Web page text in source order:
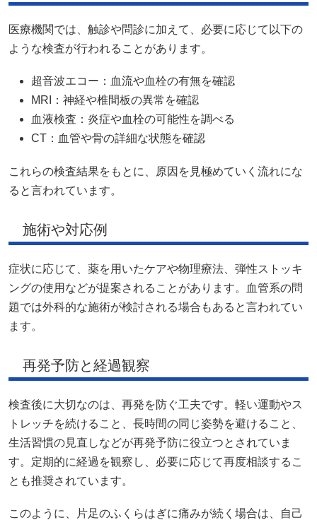
医療機関では、触診や問診に加えて、必要に応じて以下の
ような検査が行われることがあります。
超音波エコー：血流や血栓の有無を確認
MRI：神経や椎間板の異常を確認
血液検査：炎症や血栓の可能性を調べる
CT：血管や骨の詳細な状態を確認
これらの検査結果をもとに、原因を見極めていく流れにな
ると言われています。
施術や対応例
症状に応じて、薬を用いたケアや物理療法、弾性ストッキ
ングの使用などが提案されることがあります。血管系の問
題では外科的な施術が検討される場合もあると言われてい
ます。
再発予防と経過観察
検査後に大切なのは、再発を防ぐ工夫です。軽い運動やス
トレッチを続けること、長時間の同じ姿勢を避けること、
生活習慣の見直しなどが再発予防に役立つとされていま
す。定期的に経過を観察し、必要に応じて再度相談するこ
とも推奨されています。
このように、片足のふくらはぎに痛みが続く場合は、自己